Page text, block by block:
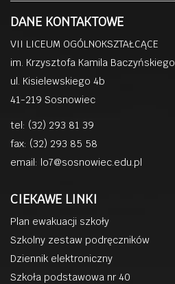
DANE KONTAKTOWE
VII LICEUM OGÓLNOKSZTAŁCĄCE
im. Krzysztofa Kamila Baczyńskiego
ul. Kisielewskiego 4b
41-219 Sosnowiec
tel: (32) 293 81 39
fax: (32) 293 85 58
email: lo7@sosnowiec.edu.pl
CIEKAWE LINKI
Plan ewakuacji szkoły
Szkolny zestaw podręczników
Dziennik elektroniczny
Szkoła podstawowa nr 40